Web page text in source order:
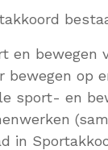
en bewegen
bewegen op
sport- en
in